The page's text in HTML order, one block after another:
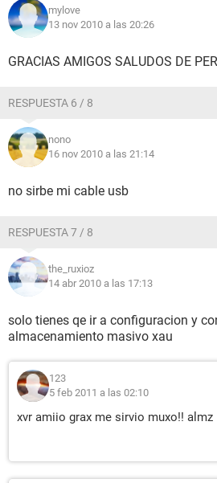
mylove
13 nov 2010 a las 20:26
GRACIAS AMIGOS SALUDOS DE
RESPUESTA 6 / 8
nono
16 nov 2010 a las 21:14
no sirbe mi cable usb
RESPUESTA 7 / 8
the_ruxioz
14 abr 2010 a las 17:13
solo tienes qe ir a configuracion y
almacenamiento masivo xau
123
5 feb 2011 a las 02:10
xvr amiio grax me sirvio muxo!! almz